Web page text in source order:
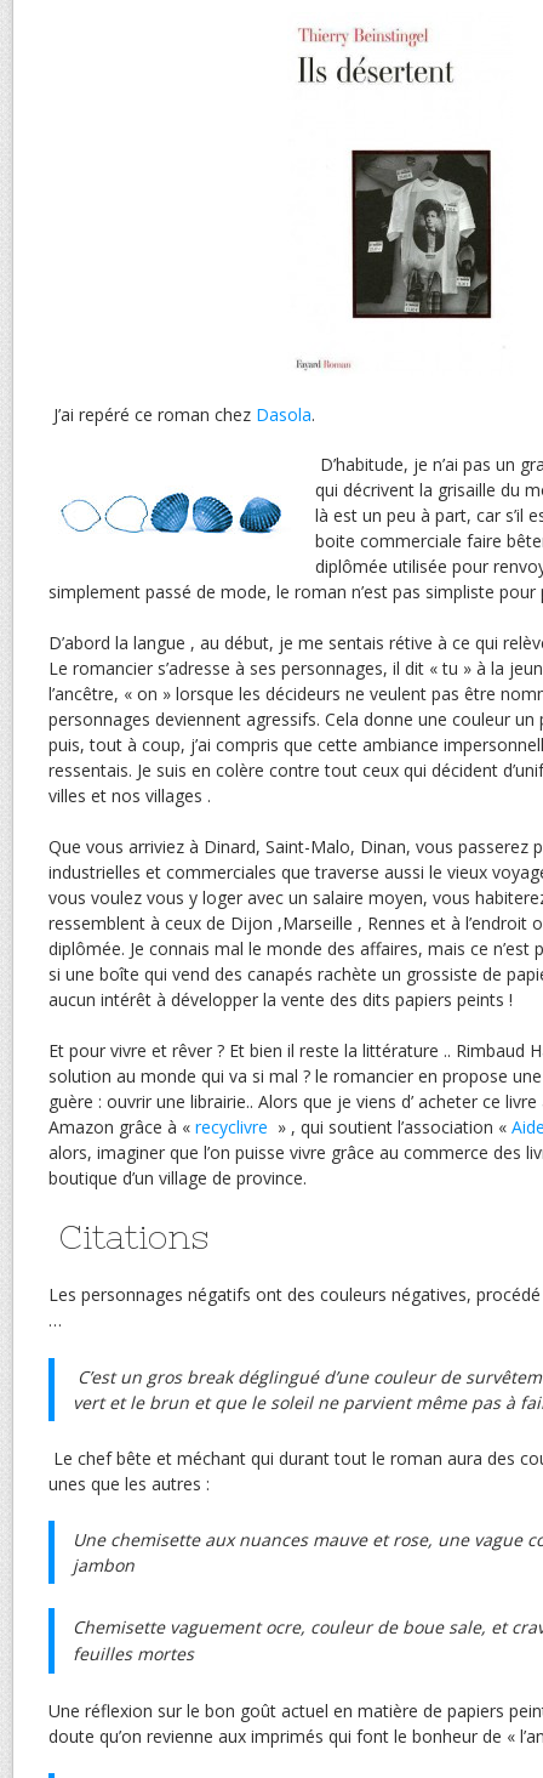
J’ai repéré ce roman chez Dasola.
D’habitude, je n’ai pas un
qui décrivent la grisaille du
là est un peu à part, car s’il
boite commerciale faire
diplômée utilisée pour
simplement passé de mode, le roman n’est pas simpliste pour
D’abord la langue , au début, je me sentais rétive à ce qui
Le romancier s’adresse à ses personnages, il dit « tu » à la
l’ancêtre, « on » lorsque les décideurs ne veulent pas être
personnages deviennent agressifs. Cela donne une couleur
puis, tout à coup, j’ai compris que cette ambiance
ressentais. Je suis en colère contre tout ceux qui décident
villes et nos villages .
Que vous arriviez à Dinard, Saint-Malo, Dinan, vous passerez
industrielles et commerciales que traverse aussi le vieux
vous voulez vous y loger avec un salaire moyen, vous
ressemblent à ceux de Dijon ,Marseille , Rennes et à l’endroit
diplômée. Je connais mal le monde des affaires, mais ce n’est
si une boîte qui vend des canapés rachète un grossiste de
aucun intérêt à développer la vente des dits papiers peints !
Et pour vivre et rêver ? Et bien il reste la littérature .. Rimbaud
solution au monde qui va si mal ? le romancier en propose
guère : ouvrir une librairie.. Alors que je viens d’ acheter ce
Amazon grâce à « recyclivre » , qui soutient l’association «
alors, imaginer que l’on puisse vivre grâce au commerce des
boutique d’un village de province.
Citations
Les personnages négatifs ont des couleurs négatives,
…
C’est un gros break déglingué d’une couleur de
vert et le brun et que le soleil ne parvient même pas à
Le chef bête et méchant qui durant tout le roman aura des
unes que les autres :
Une chemisette aux nuances mauve et rose, une vague
jambon
Chemisette vaguement ocre, couleur de boue sale, et
feuilles mortes
Une réflexion sur le bon goût actuel en matière de papiers
doute qu’on revienne aux imprimés qui font le bonheur de «